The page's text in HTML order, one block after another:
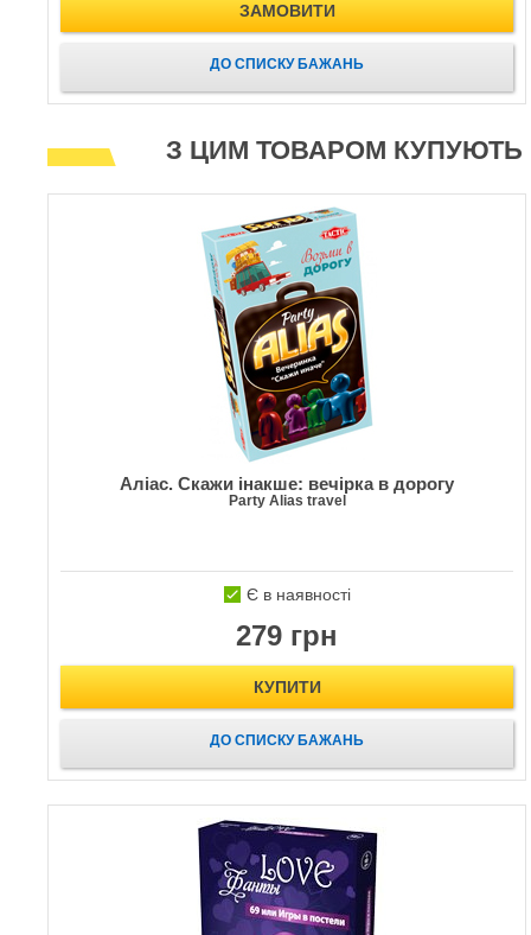
ЗАМОВИТИ
ДО СПИСКУ БАЖАНЬ
З ЦИМ ТОВАРОМ КУПУЮТЬ
Аліас. Скажи інакше: вечірка в дорогу
Party Alias travel
Є в наявності
279 грн
КУПИТИ
ДО СПИСКУ БАЖАНЬ